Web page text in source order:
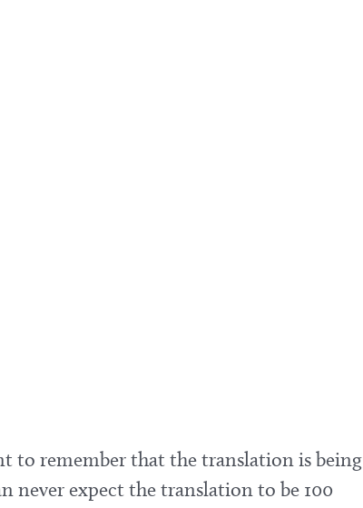
to remember that the translation is being
never expect the translation to be 100